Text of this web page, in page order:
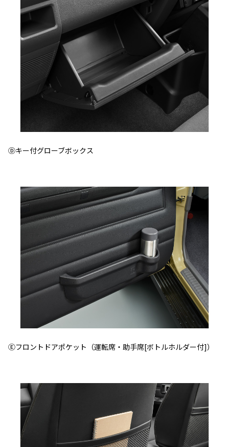
Ⓓキー付グローブボックス
Ⓔフロントドアポケット（運転席・助手席[ボトルホルダー付]）